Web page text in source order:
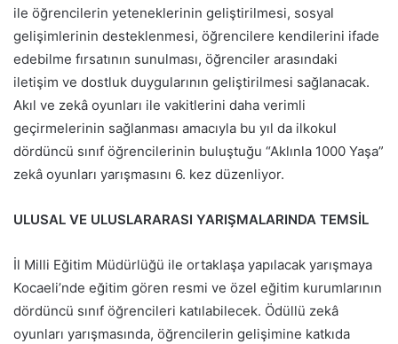
ile öğrencilerin yeteneklerinin geliştirilmesi, sosyal
gelişimlerinin desteklenmesi, öğrencilere kendilerini ifade
edebilme fırsatının sunulması, öğrenciler arasındaki
iletişim ve dostluk duygularının geliştirilmesi sağlanacak.
Akıl ve zekâ oyunları ile vakitlerini daha verimli
geçirmelerinin sağlanması amacıyla bu yıl da ilkokul
dördüncü sınıf öğrencilerinin buluştuğu “Aklınla 1000 Yaşa”
zekâ oyunları yarışmasını 6. kez düzenliyor.
ULUSAL VE ULUSLARARASI YARIŞMALARINDA TEMSİL
İl Milli Eğitim Müdürlüğü ile ortaklaşa yapılacak yarışmaya
Kocaeli’nde eğitim gören resmi ve özel eğitim kurumlarının
dördüncü sınıf öğrencileri katılabilecek. Ödüllü zekâ
oyunları yarışmasında, öğrencilerin gelişimine katkıda